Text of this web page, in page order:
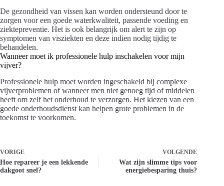
De gezondheid van vissen kan worden ondersteund door te
zorgen voor een goede waterkwaliteit, passende voeding en
ziektepreventie. Het is ook belangrijk om alert te zijn op
symptomen van visziekten en deze indien nodig tijdig te
behandelen.
Wanneer moet ik professionele hulp inschakelen voor mijn
vijver?
Professionele hulp moet worden ingeschakeld bij complexe
vijverproblemen of wanneer men niet genoeg tijd of middelen
heeft om zelf het onderhoud te verzorgen. Het kiezen van een
goede onderhoudsdienst kan helpen grote problemen in de
toekomst te voorkomen.
VORIGE
Hoe repareer je een lekkende
dakgoot snel?
VOLGENDE
Wat zijn slimme tips voor
energiebesparing thuis?